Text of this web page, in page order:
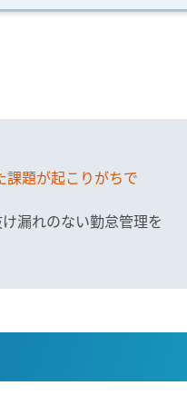
課題が起こりがちで
漏れのない勤怠管理を